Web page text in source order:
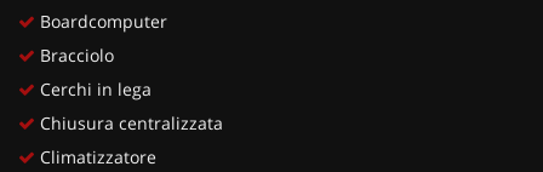
Boardcomputer
Bracciolo
Cerchi in lega
Chiusura centralizzata
Climatizzatore